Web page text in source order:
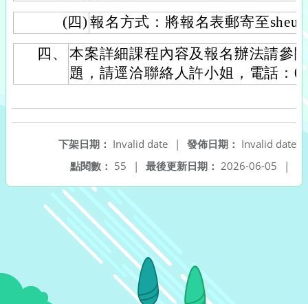
(四) 報名方式：將報名表郵寄至
四、
本案詳細課程內容及報名辦法請參
題，請逕洽聯絡人許小姐，電話：
發佈日期： Invalid date
下架日期： Invalid date
|
最後更新日期： 2026-06-05 |
點閱數： 55 |